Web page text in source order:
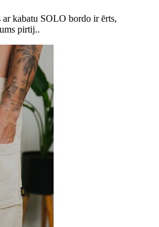
ar kabatu SOLO bordo ir ērts,
pirtij..